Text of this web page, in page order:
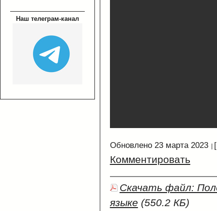
Наш телеграм-канал
Обновлено 23 марта 2023
Комментировать
Скачать файл:
языке (550.2 КБ)